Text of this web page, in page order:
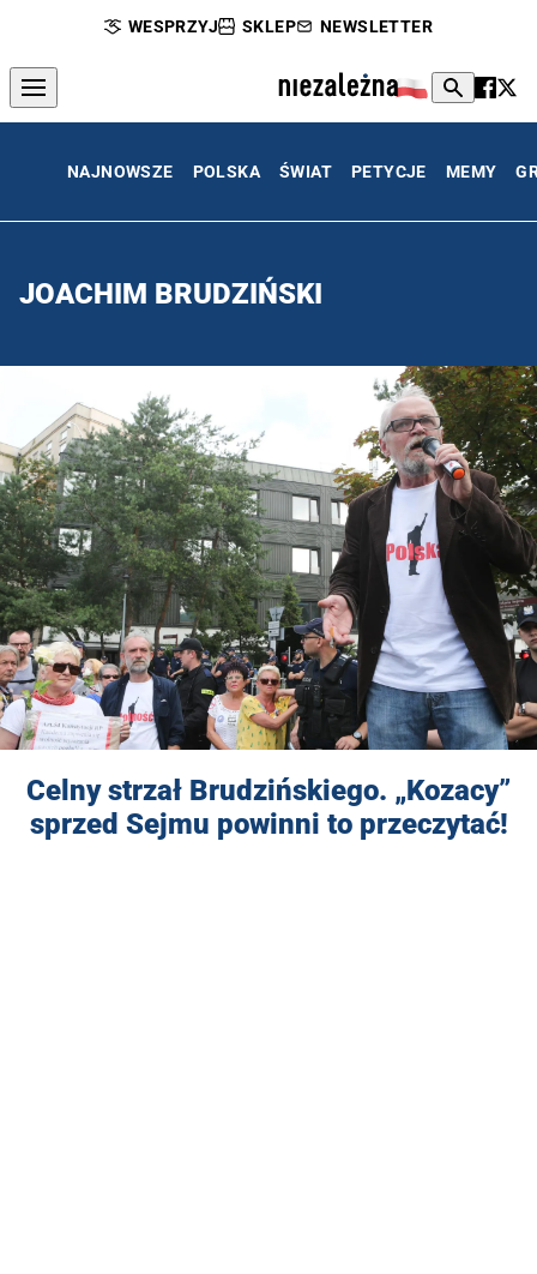
WESPRZYJ SKLEP NEWSLETTER
NAJNOWSZE POLSKA ŚWIAT PETYCJE MEMY
JOACHIM BRUDZIŃSKI
Celny strzał Brudzińskiego. „Kozacy”
sprzed Sejmu powinni to przeczytać!